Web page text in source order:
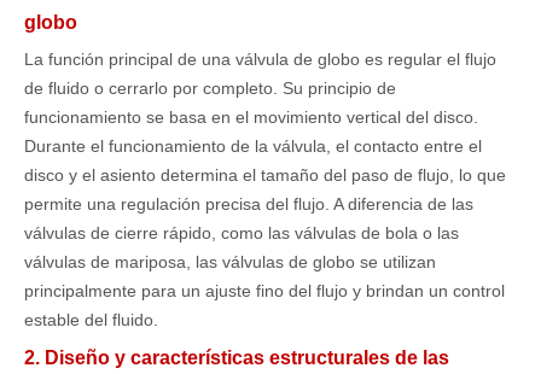
globo
La función principal de una válvula de globo es regular el flujo
de fluido o cerrarlo por completo. Su principio de
funcionamiento se basa en el movimiento vertical del disco.
Durante el funcionamiento de la válvula, el contacto entre el
disco y el asiento determina el tamaño del paso de flujo, lo que
permite una regulación precisa del flujo. A diferencia de las
válvulas de cierre rápido, como las válvulas de bola o las
válvulas de mariposa, las válvulas de globo se utilizan
principalmente para un ajuste fino del flujo y brindan un control
estable del fluido.
2. Diseño y características estructurales de las